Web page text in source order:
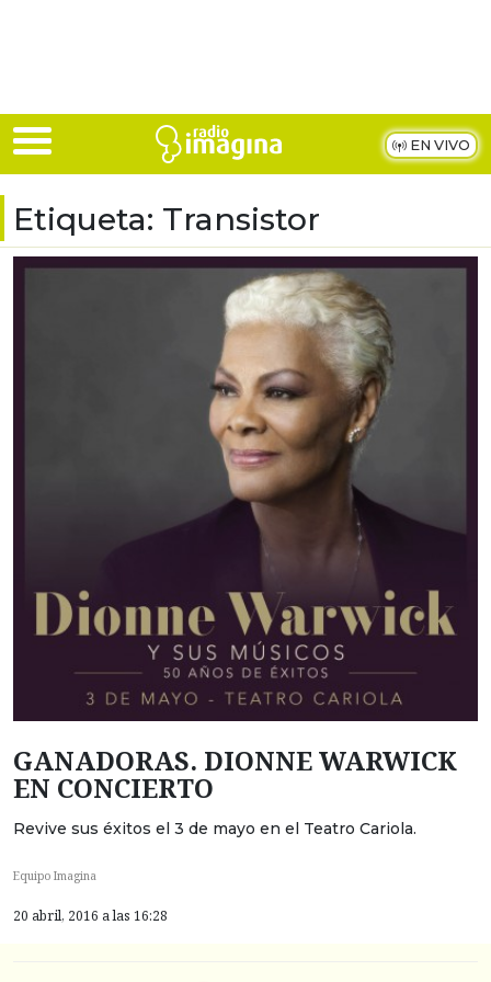
EN VIVO
Etiqueta: Transistor
GANADORAS. DIONNE WARWICK
EN CONCIERTO
Revive sus éxitos el 3 de mayo en el Teatro Cariola.
Equipo Imagina
20 abril, 2016 a las 16:28